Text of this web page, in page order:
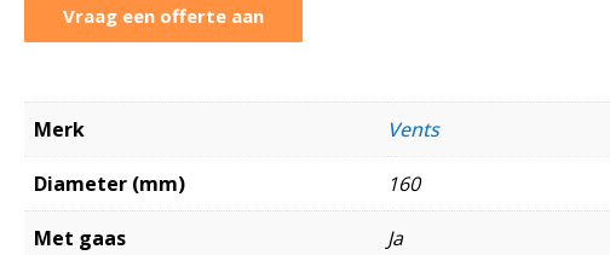
Vraag een offerte aan
Merk Vents
Diameter (mm) 160
Met gaas Ja